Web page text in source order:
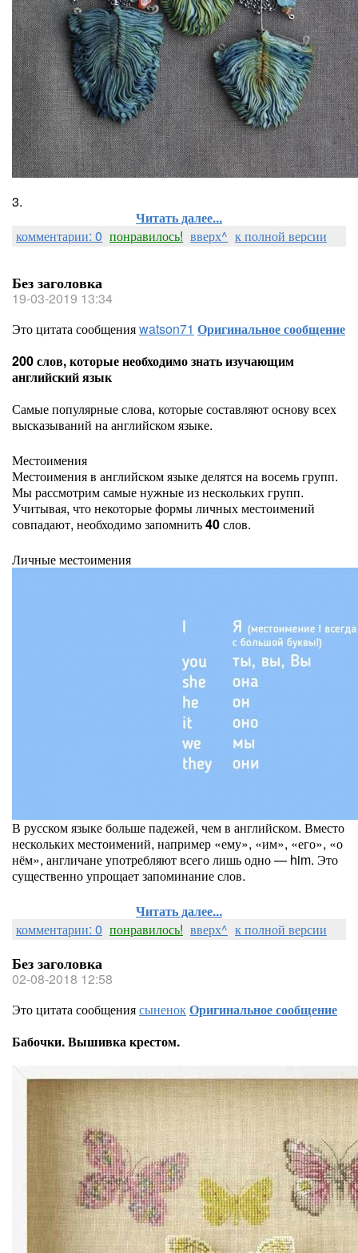
3.
Читать далее...
комментарии: 0 понравилось! вверх^ к полной версии
Без заголовка
19-03-2019 13:34
Это цитата сообщенияwatson71 Оригинальное сообщение
200 слов, которые необходимо знать изучающим
английский язык
Самые популярные слова, которые составляют основу всех
высказываний на английском языке.
Местоимения
Местоимения в английском языке делятся на восемь групп.
Мы рассмотрим самые нужные из нескольких групп.
Учитывая, что некоторые формы личных местоимений
совпадают, необходимо запомнить40слов.
Личные местоимения
В русском языке больше падежей, чем в английском. Вместо
нескольких местоимений, например «ему», «им», «его», «о
нём», англичане употребляют всего лишь одно — him. Это
существенно упрощает запоминание слов.
Читать далее...
комментарии: 0 понравилось! вверх^ к полной версии
Без заголовка
02-08-2018 12:58
Это цитата сообщениясыненокОригинальное сообщение
Бабочки. Вышивка крестом.